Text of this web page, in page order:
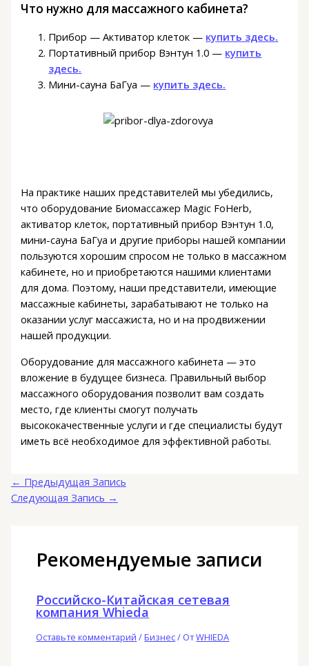
Что нужно для массажного кабинета?
Прибор — Активатор клеток — купить здесь.
Портативный прибор Вэнтун 1.0 — купить
здесь.
Мини-сауна БаГуа — купить здесь.
На практике наших представителей мы убедились,
что оборудование Биомассажер Magic FoHerb,
активатор клеток, портативный прибор Вэнтун 1.0,
мини-сауна БаГуа и другие приборы нашей компании
пользуются хорошим спросом не только в массажном
кабинете, но и приобретаются нашими клиентами
для дома. Поэтому, наши представители, имеющие
массажные кабинеты, зарабатывают не только на
оказании услуг массажиста, но и на продвижении
нашей продукции.
Оборудование для массажного кабинета — это
вложение в будущее бизнеса. Правильный выбор
массажного оборудования позволит вам создать
место, где клиенты смогут получать
высококачественные услуги и где специалисты будут
иметь всё необходимое для эффективной работы.
← Предыдущая Запись
Следующая Запись →
Рекомендуемые записи
Российско-Китайская сетевая
компания Whieda
Оставьте комментарий /Бизнес/ ОтWHIEDA